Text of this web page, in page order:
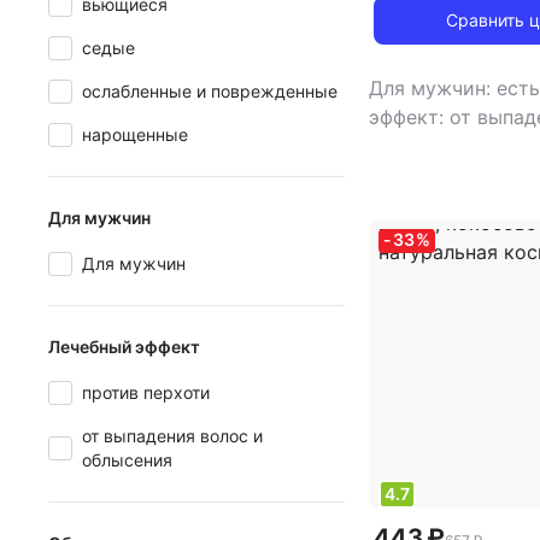
вьющиеся
седые
ослабленные и поврежденные
нарощенные
Для мужчин
Для мужчин
Лечебный эффект
против перхоти
от выпадения волос и
облысения
Сравнить
Для мужчин: есть
эффект: от
питание,
расчесывания,
-33%
4.7